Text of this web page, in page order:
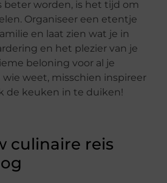
beter worden, is het tijd om
Organiseer een etentje
en laat zien wat je in
en het plezier van je
beloning voor al je
wie weet, misschien inspireer
de keuken in te duiken!
culinaire reis